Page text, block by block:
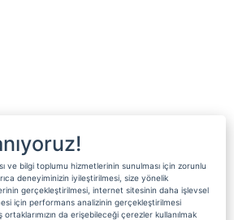
ve bilgi toplumu hizmetlerinin sunulması için zorunlu
deneyiminizin iyileştirilmesi, size yönelik
gerçekleştirilmesi, internet sitesinin daha işlevsel
için performans analizinin gerçekleştirilmesi
da erişebileceği çerezler kullanılmak